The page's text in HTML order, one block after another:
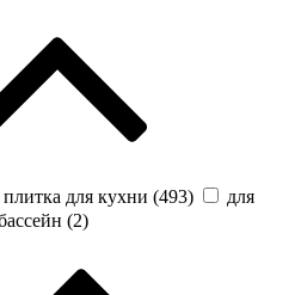
плитка для кухни (493)
для
(2)